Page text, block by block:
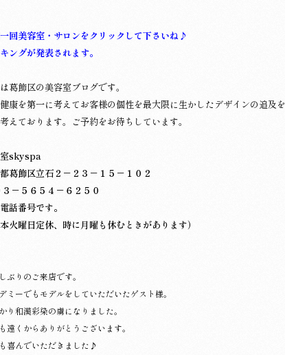
回美容室・サロンをクリックして下さいね♪
ングが発表されます。
葛飾区の美容室ブログです。
康を第一に考えてお客様の個性を最大限に生かしたデザインの追及を
えております。
ご予約をお待ちしています。
skyspa
葛飾区立石２－２３－１５－１０２
３－５６５４－６２５０
話番号です。
本火曜日定休、時に月曜も休むときがあります）
ぶりのご来店です。
ミーでもモデルをしていただいたゲスト様。
り和漢彩染の虜になりました。
遠くからありがとうございます。
喜んでいただきました♪